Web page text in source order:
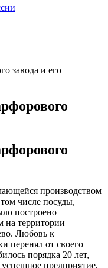
завода и его
производством
числе посуды,
построено
на территории
Любовь к
перенял от своего
порядка 20 лет,
предприятие,